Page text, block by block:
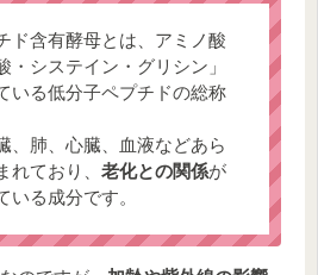
ド含有酵母とは、アミノ酸
・システイン・グリシン」
いる低分子ペプチドの総称
、肺、心臓、血液などあら
れており、 老化との関係が
いる成分です。